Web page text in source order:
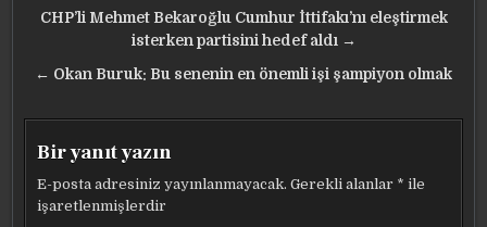
Yazı
gezinmesi
CHP’li Mehmet Bekaroğlu Cumhur İttifakı’nı eleştirmek
isterken partisini hedef aldı →
← Okan Buruk: Bu senenin en önemli işi şampiyon olmak
Bir yanıt yazın
E-posta adresiniz yayınlanmayacak. Gerekli alanlar * ile
işaretlenmişlerdir